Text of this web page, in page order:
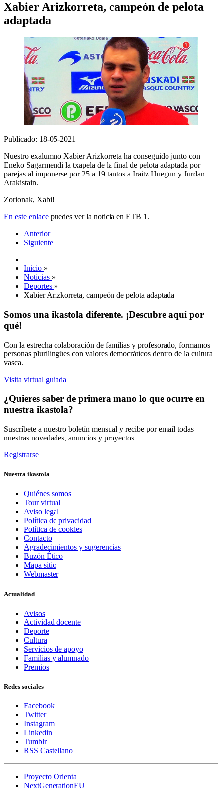
Xabier Arizkorreta, campeón de pelota
adaptada
Publicado: 18-05-2021
Nuestro exalumno Xabier Arizkorreta ha conseguido junto con
Eneko Sagarmendi la txapela de la final de pelota adaptada por
parejas al imponerse por 25 a 19 tantos a Iraitz Huegun y Jurdan
Arakistain.
Zorionak, Xabi!
En este enlace puedes ver la noticia en ETB 1.
Anterior
Siguiente
Inicio »
Noticias »
Deportes »
Xabier Arizkorreta, campeón de pelota adaptada
Somos una ikastola diferente. ¡Descubre aquí por
qué!
Con la estrecha colaboración de familias y profesorado, formamos
personas plurilingües con valores democráticos dentro de la cultura
vasca.
Visita virtual guiada
¿Quieres saber de primera mano lo que ocurre en
nuestra ikastola?
Suscríbete a nuestro boletín mensual y recibe por email todas
nuestras novedades, anuncios y proyectos.
Registrarse
Nuestra ikastola
Quiénes somos
Tour virtual
Aviso legal
Política de privacidad
Política de cookies
Contacto
Agradecimientos y sugerencias
Buzón Ético
Mapa sitio
Webmaster
Actualidad
Avisos
Actividad docente
Deporte
Cultura
Servicios de apoyo
Familias y alumnado
Premios
Redes sociales
Facebook
Twitter
Instagram
Linkedin
Tumblr
RSS Castellano
Proyecto Orienta
NextGenerationEU